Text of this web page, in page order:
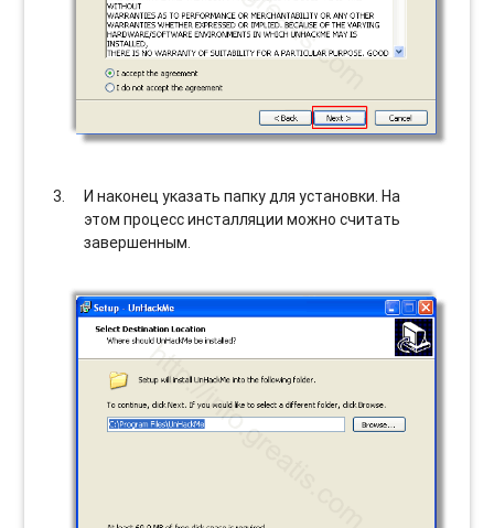
И наконец указать папку для установки. На
этом процесс инсталляции можно считать
завершенным.